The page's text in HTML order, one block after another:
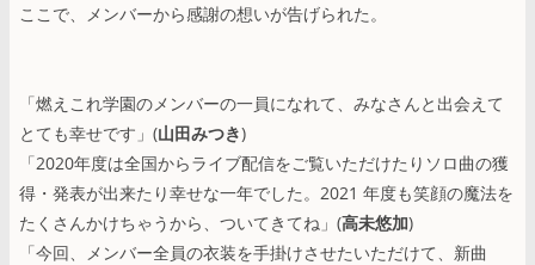
ここで、メンバーから感謝の想いが告げられた。
「燃えこれ学園のメンバーの一員になれて、みなさんと出会えて
とても幸せです」(山田みつき)
「2020年度は全国からライブ配信をご覧いただけたりソロ曲の獲
得・発表が出来たり幸せな一年でした。2021 年度も笑顔の魔法を
たくさんかけちゃうから、ついてきてね」(高未悠加)
「今回、メンバー全員の衣装を手掛けさせたいただけて、新曲